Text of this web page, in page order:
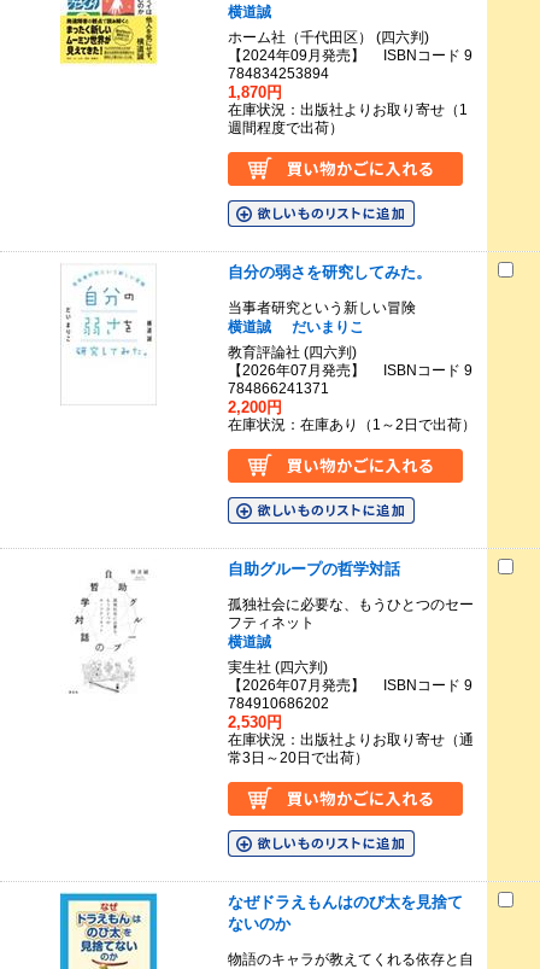
横道誠
ホーム社（千代田区） (四六判)
【2024年09月発売】 ISBNコード 9
784834253894
1,870円
在庫状況：出版社よりお取り寄せ（1
週間程度で出荷）
自分の弱さを研究してみた。
当事者研究という新しい冒険
横道誠
だいまりこ
教育評論社 (四六判)
【2026年07月発売】 ISBNコード 9
784866241371
2,200円
在庫状況：在庫あり（1～2日で出荷）
自助グループの哲学対話
孤独社会に必要な、もうひとつのセー
フティネット
横道誠
実生社 (四六判)
【2026年07月発売】 ISBNコード 9
784910686202
2,530円
在庫状況：出版社よりお取り寄せ（通
常3日～20日で出荷）
なぜドラえもんはのび太を見捨て
ないのか
物語のキャラが教えてくれる依存と自